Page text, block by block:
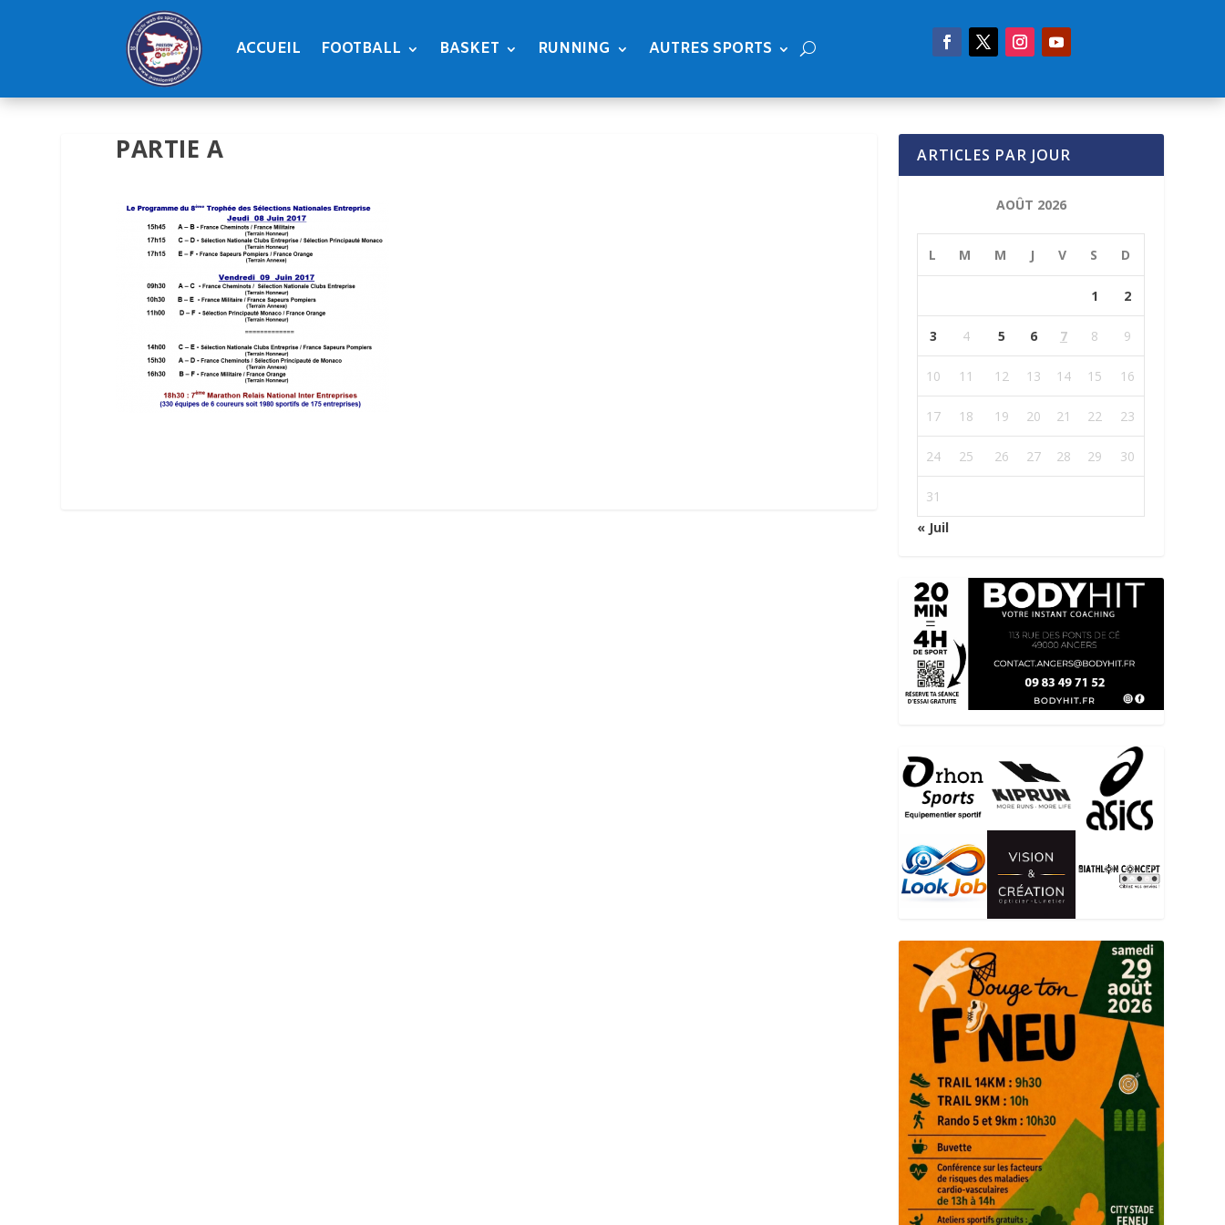
ACCUEIL FOOTBALL BASKET RUNNING AUTRES SPORTS
PARTIE A ARTICLES PAR JOUR
AOÛT 2026
L M M J V S D
1 2
3 4 5 6 7 8 9
10 11 12 13 14 15 16
17 18 19 20 21 22 23
24 25 26 27 28 29 30
31
« Juil